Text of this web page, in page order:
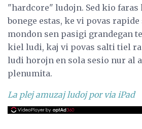
"hardcore" ludojn. Sed kio faras
bonege estas, ke vi povas
mondon sen pasigi grandegan
kiel ludi, kaj vi povas salti tiel
ludi horojn en sola sesio nur al
plenumita.
La plej amuzaj ludoj por via iPad